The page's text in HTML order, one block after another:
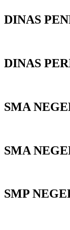
DINAS
DINAS
SMA
SMA
SMP